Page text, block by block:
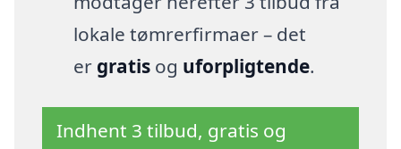
lokale tømrerfirmaer – det
er gratisog uforpligtende.
Indhent 3 tilbud, gratis og